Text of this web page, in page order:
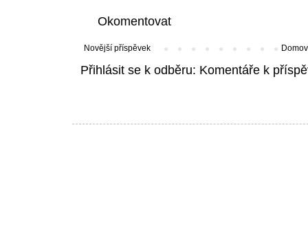
Okomentovat
Novější příspěvek
Přihlásit se k odběru: Komentáře k